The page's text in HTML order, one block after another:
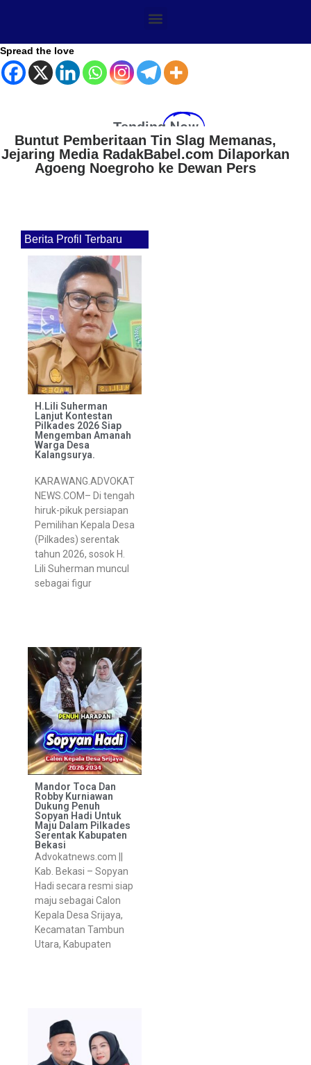
Spread the love
Tending Now
Perumda Tirta Jaya Mandiri Cabang Nagrak
Imbau Pelanggan Tampung Air,
Pemadaman Listrik Berdampak pada
Berita Profil Terbaru
H.Lili Suherman
Lanjut Kontestan
Pilkades 2026 Siap
Mengemban Amanah
Warga Desa
Kalangsurya.
KARAWANG.ADVOKAT
NEWS.COM– Di tengah
hiruk-pikuk persiapan
Pemilihan Kepala Desa
(Pilkades) serentak
tahun 2026, sosok H.
Lili Suherman muncul
sebagai figur
Mandor Toca Dan
Robby Kurniawan
Dukung Penuh
Sopyan Hadi Untuk
Maju Dalam Pilkades
Serentak Kabupaten
Bekasi
Advokatnews.com ||
Kab. Bekasi – Sopyan
Hadi secara resmi siap
maju sebagai Calon
Kepala Desa Srijaya,
Kecamatan Tambun
Utara, Kabupaten